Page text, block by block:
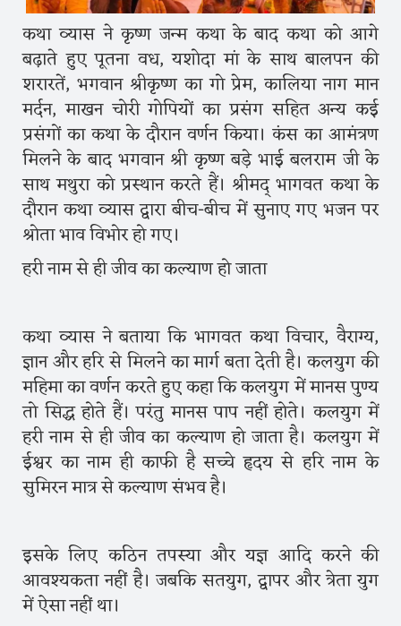
कथा व्यास ने कृष्ण जन्म कथा के बाद कथा को आगे
बढ़ाते हुए पूतना वध, यशोदा मां के साथ बालपन की
शरारतें, भगवान श्रीकृष्ण का गो प्रेम, कालिया नाग मान
मर्दन, माखन चोरी गोपियों का प्रसंग सहित अन्य कई
प्रसंगों का कथा के दौरान वर्णन किया। कंस का आमंत्रण
मिलने के बाद भगवान श्री कृष्ण बड़े भाई बलराम जी के
साथ मथुरा को प्रस्थान करते हैं। श्रीमद् भागवत कथा के
दौरान कथा व्यास द्वारा बीच-बीच में सुनाए गए भजन पर
श्रोता भाव विभोर हो गए।
हरी नाम से ही जीव का कल्याण हो जाता
कथा व्यास ने बताया कि भागवत कथा विचार, वैराग्य,
ज्ञान और हरि से मिलने का मार्ग बता देती है। कलयुग की
महिमा का वर्णन करते हुए कहा कि कलयुग में मानस पुण्य
तो सिद्ध होते हैं। परंतु मानस पाप नहीं होते। कलयुग में
हरी नाम से ही जीव का कल्याण हो जाता है। कलयुग में
ईश्वर का नाम ही काफी है सच्चे हृदय से हरि नाम के
सुमिरन मात्र से कल्याण संभव है।
इसके लिए कठिन तपस्या और यज्ञ आदि करने की
आवश्यकता नहीं है। जबकि सतयुग, द्वापर और त्रेता युग
में ऐसा नहीं था।